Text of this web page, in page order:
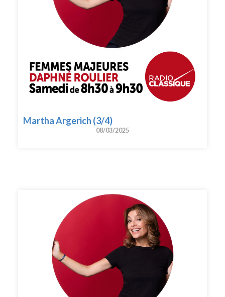
Martha Argerich (3/4)
08/03/2025